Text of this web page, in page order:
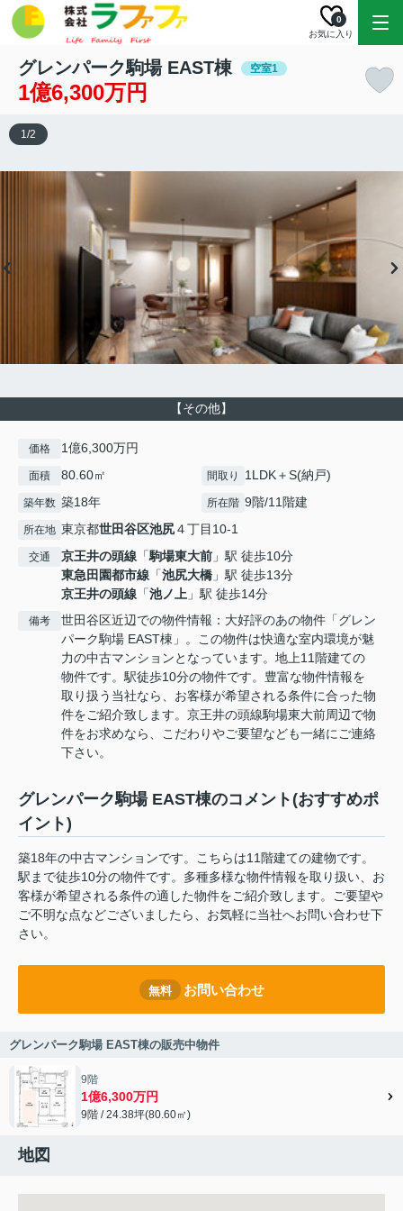
お気に入り
0
グレンパーク駒場 EAST棟 空室1
1億6,300万円
【その他】
1/2
価格 1億6,300万円
面積 80.60㎡ 間取り 1LDK＋S(納戸)
築年数 築18年 所在階 9階/11階建
所在地 東京都世田谷区池尻４丁目10-1
交通 京王井の頭線 「駒場東大前 」駅 徒歩10分
東急田園都市線 「池尻大橋 」駅 徒歩13分
京王井の頭線 「池ノ上 」駅 徒歩14分
備考
世田谷区近辺での物件情報：大好評のあの物件「グレン
パーク駒場 EAST棟」。この物件は快適な室内環境が魅
力の中古マンションとなっています。地上11階建ての
物件です。駅徒歩10分の物件です。豊富な物件情報を
取り扱う当社なら、お客様が希望される条件に合った物
件をご紹介致します。京王井の頭線駒場東大前周辺で物
件をお求めなら、こだわりやご要望なども一緒にご連絡
下さい。
グレンパーク駒場 EAST棟のコメント(おすすめポ
イント)
築18年の中古マンションです。こちらは11階建ての建物です。
駅まで徒歩10分の物件です。多種多様な物件情報を取り扱い、お
客様が希望される条件の適した物件をご紹介致します。ご要望や
ご不明な点などございましたら、お気軽に当社へお問い合わせ下
さい。
無料 お問い合わせ
グレンパーク駒場 EAST棟の販売中物件
9階
1億6,300万円
9階 / 24.38坪(80.60㎡)
地図